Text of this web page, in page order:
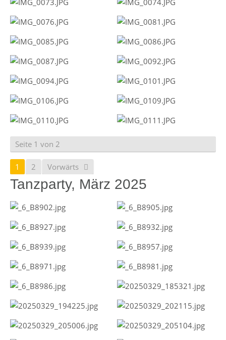
Seite 1 von 2
1 2 Vorwärts
Tanzparty, März 2025